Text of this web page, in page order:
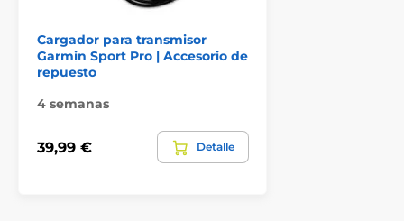
Cargador para transmisor
Garmin Sport Pro | Accesorio de
repuesto
4 semanas
39,99 € Detalle